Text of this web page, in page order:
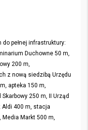
pełnej infrastruktury:
Duchowne 50 m,
200 m,
z nową siedzibą Urzędu
apteka 150 m,
250 m, II Urząd
Aldi 400 m, stacja
Markt 500 m,